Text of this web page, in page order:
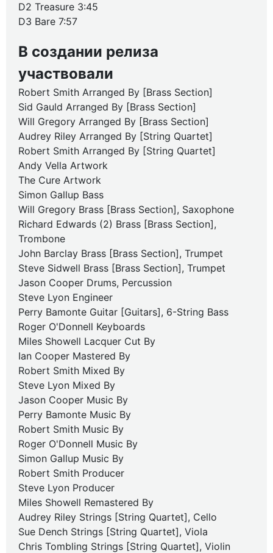
D2 Treasure 3:45
D3 Bare 7:57
В создании релиза
участвовали
Robert Smith Arranged By [Brass Section]
Sid Gauld Arranged By [Brass Section]
Will Gregory Arranged By [Brass Section]
Audrey Riley Arranged By [String Quartet]
Robert Smith Arranged By [String Quartet]
Andy Vella Artwork
The Cure Artwork
Simon Gallup Bass
Will Gregory Brass [Brass Section], Saxophone
Richard Edwards (2) Brass [Brass Section],
Trombone
John Barclay Brass [Brass Section], Trumpet
Steve Sidwell Brass [Brass Section], Trumpet
Jason Cooper Drums, Percussion
Steve Lyon Engineer
Perry Bamonte Guitar [Guitars], 6-String Bass
Roger O'Donnell Keyboards
Miles Showell Lacquer Cut By
Ian Cooper Mastered By
Robert Smith Mixed By
Steve Lyon Mixed By
Jason Cooper Music By
Perry Bamonte Music By
Robert Smith Music By
Roger O'Donnell Music By
Simon Gallup Music By
Robert Smith Producer
Steve Lyon Producer
Miles Showell Remastered By
Audrey Riley Strings [String Quartet], Cello
Sue Dench Strings [String Quartet], Viola
Chris Tombling Strings [String Quartet], Violin